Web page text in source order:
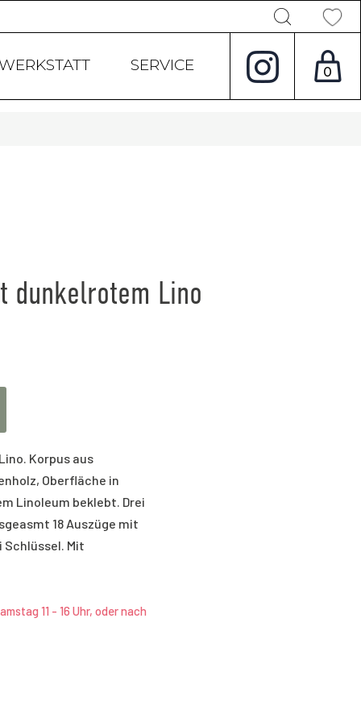
0
WERKSTATT SERVICE
dunkelrotem Lino
Korpus aus
Oberfläche in
Linoleum beklebt. Drei
18 Auszüge mit
Schlüssel. Mit
11 - 16 Uhr, oder nach